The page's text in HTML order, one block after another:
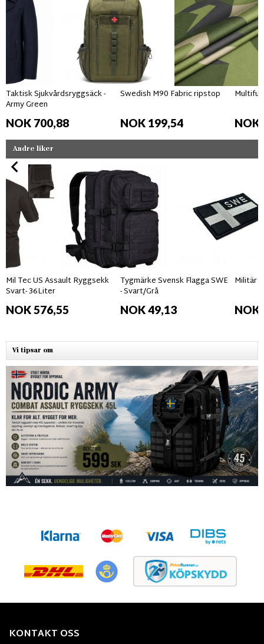
Taktisk Sjukvårdsryggsäck -
Army Green
NOK 700,88
Swedish M90 Fabric ripstop
NOK 199,54 NOK
Andre liker
Mil Tec US Assault Ryggsekk
Svart- 36Liter
NOK 576,55
Tygmärke Svensk Flagga SWE
- Svart/Grå
NOK 49,13
Militär
NOK
Vi tipsar om
KONTAKT OSS